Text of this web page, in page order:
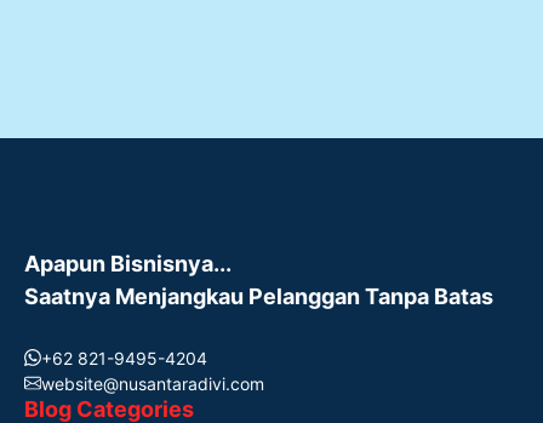
Apapun Bisnisnya...
Saatnya Menjangkau Pelanggan Tanpa Batas
+62 821-9495-4204
website@nusantaradivi.com
Blog Categories